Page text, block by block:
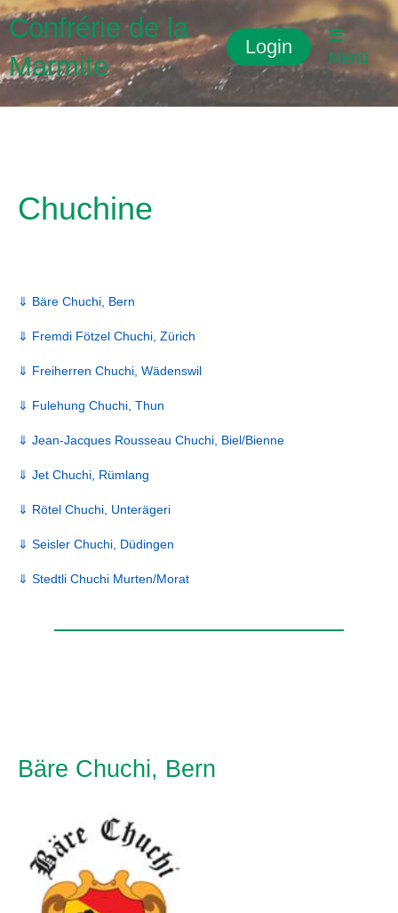
Confrérie de la
Marmite
Login Menü
Chuchine
⇓ Bäre Chuchi, Bern
⇓ Fremdi Fötzel Chuchi, Zürich
⇓ Freiherren Chuchi, Wädenswil
⇓ Fulehung Chuchi, Thun
⇓ Jean-Jacques Rousseau Chuchi, Biel/Bienne
⇓ Jet Chuchi, Rümlang
⇓ Rötel Chuchi, Unterägeri
⇓ Seisler Chuchi, Düdingen
⇓ Stedtli Chuchi Murten/Morat
Bäre Chuchi, Bern